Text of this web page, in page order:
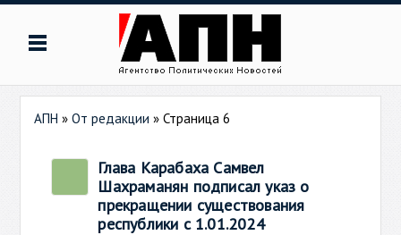
АПН »От редакции » Страница 6
Глава Карабаха Самвел
Шахраманян подписал указ о
прекращении существования
республики c 1.01.2024